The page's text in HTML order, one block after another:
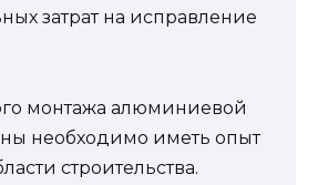
затрат на исправление
монтажа алюминиевой
необходимо иметь опыт
строительства.